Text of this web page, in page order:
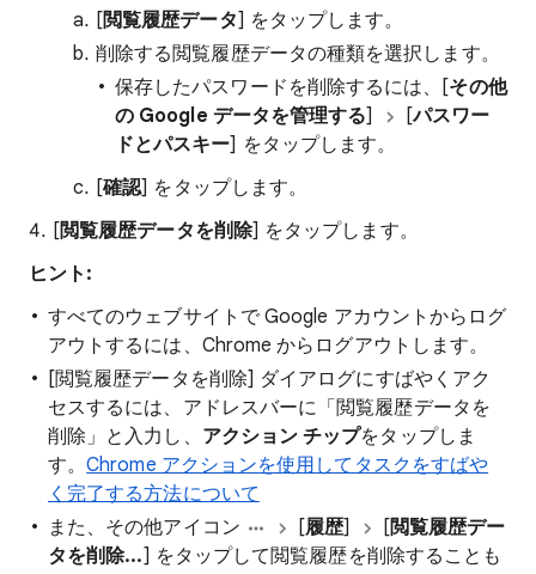
[閲覧履歴データ] をタップします。
削除する閲覧履歴データの種類を選択します。
保存したパスワードを削除するには、[その他
の Google データを管理する] [パスワー
ドとパスキー] をタップします。
[確認] をタップします。
[閲覧履歴データを削除] をタップします。
ヒント:
すべてのウェブサイトで Google アカウントからログ
アウトするには、Chrome からログアウトします。
[閲覧履歴データを削除] ダイアログにすばやくアク
セスするには、アドレスバーに「閲覧履歴データを
削除」と入力し、 アクション チップをタップしま
す。Chrome アクションを使用してタスクをすばや
く完了する方法について
また、その他アイコン
[履歴] [閲覧履歴デー
タを削除...] をタップして閲覧履歴を削除することも